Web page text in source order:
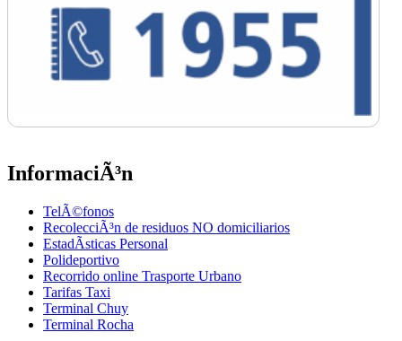
InformaciÃ³n
TelÃ©fonos
RecolecciÃ³n de residuos NO domiciliarios
EstadÃ­sticas Personal
Polideportivo
Recorrido online Trasporte Urbano
Tarifas Taxi
Terminal Chuy
Terminal Rocha